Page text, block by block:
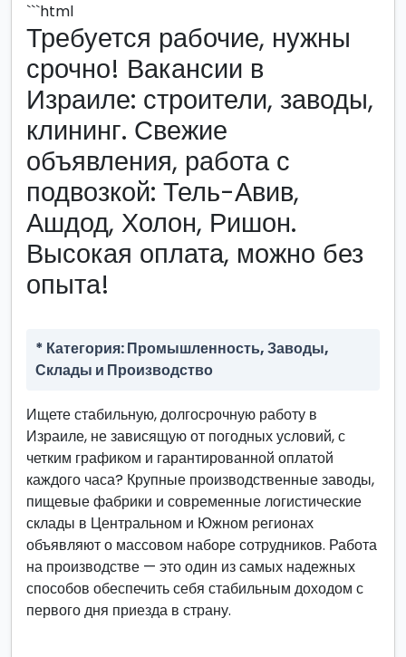
```html
Требуется рабочие, нужны
срочно! Вакансии в
Израиле: строители, заводы,
клининг. Свежие
объявления, работа с
подвозкой: Тель-Авив,
Ашдод, Холон, Ришон.
Высокая оплата, можно без
опыта!
* Категория: Промышленность, Заводы,
Склады и Производство
Ищете стабильную, долгосрочную работу в
Израиле, не зависящую от погодных условий, с
четким графиком и гарантированной оплатой
каждого часа? Крупные производственные заводы,
пищевые фабрики и современные логистические
склады в Центральном и Южном регионах
объявляют о массовом наборе сотрудников. Работа
на производстве — это один из самых надежных
способов обеспечить себя стабильным доходом с
первого дня приезда в страну.